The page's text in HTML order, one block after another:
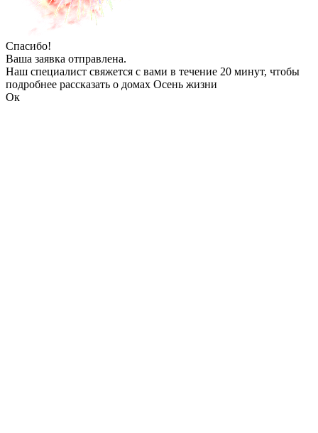
Спасибо!
Ваша заявка отправлена.
Наш специалист свяжется с вами в течение 20 минут, чтобы
подробнее рассказать о домах Осень жизни
Ок